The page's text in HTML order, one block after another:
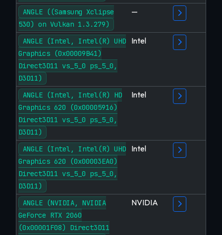
ANGLE ((Samsung Xclipse
530) on Vulkan 1.3.279)
—
ANGLE (Intel, Intel(R) UHD
Graphics (0x00009B41)
Direct3D11 vs_5_0 ps_5_0,
D3D11)
Intel
ANGLE (Intel, Intel(R) HD
Graphics 620 (0x00005916)
Direct3D11 vs_5_0 ps_5_0,
D3D11)
Intel
ANGLE (Intel, Intel(R) UHD
Graphics 620 (0x00003EA0)
Direct3D11 vs_5_0 ps_5_0,
D3D11)
Intel
ANGLE (NVIDIA, NVIDIA
GeForce RTX 2060
(0x00001F08) Direct3D11
NVIDIA